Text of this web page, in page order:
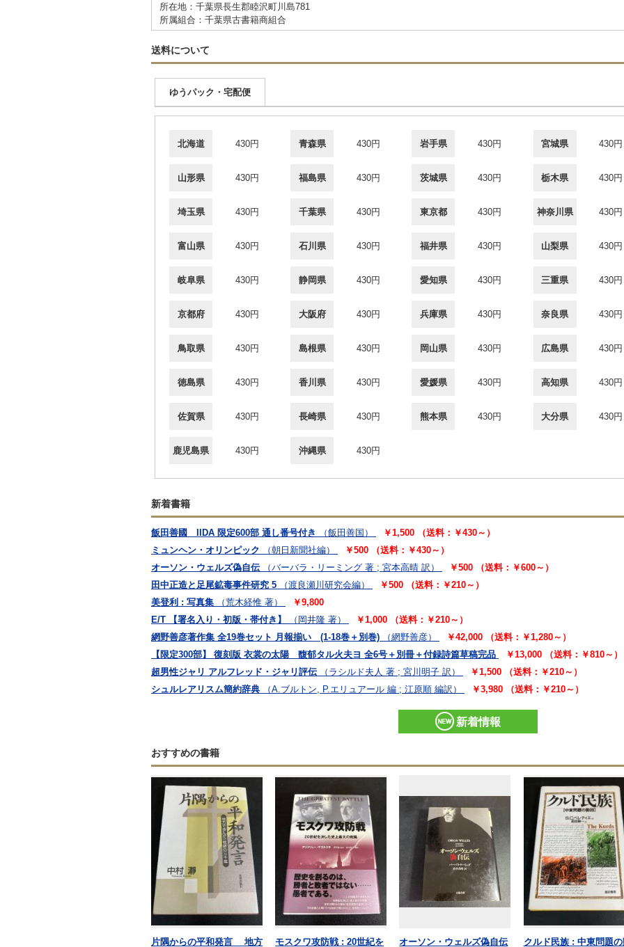
所在地：千葉県長生郡睦沢町川島781
所属組合：千葉県古書籍商組合
送料について
ゆうパック・宅配便
北海道 430円 青森県 430円 岩手県 430円 宮城県 430円
山形県 430円 福島県 430円 茨城県 430円 栃木県 430円
埼玉県 430円 千葉県 430円 東京都 430円 神奈川県 430円
富山県 430円 石川県 430円 福井県 430円 山梨県 430円
岐阜県 430円 静岡県 430円 愛知県 430円 三重県 430円
京都府 430円 大阪府 430円 兵庫県 430円 奈良県 430円
鳥取県 430円 島根県 430円 岡山県 430円 広島県 430円
徳島県 430円 香川県 430円 愛媛県 430円 高知県 430円
佐賀県 430円 長崎県 430円 熊本県 430円 大分県 430円
鹿児島県 430円 沖縄県 430円
新着書籍
飯田善國 IIDA 限定600部 通し番号付き （飯田善国）
￥1,500 （送料：￥430～）
ミュンヘン・オリンピック
（朝日新聞社編）
￥500 （送料：￥430～）
オーソン・ウェルズ偽自伝
（バーバラ・リーミング 著 ; 宮本高晴 訳）
￥500 （送料：￥600～）
田中正造と足尾鉱毒事件研究 5
（渡良瀬川研究会編）
￥500 （送料：￥210～）
美登利 : 写真集
（荒木経惟 著）
￥9,800
E/T 【署名入り・初版・帯付き】
（岡井隆 著）
￥1,000 （送料：￥210～）
網野善彦著作集 全19巻セット 月報揃い (1-18巻＋別巻)
（網野善彦）
￥42,000 （送料：￥1,280～）
【限定300部】 復刻版 衣裳の太陽 馥郁タル火夫ヨ 全6号＋別冊＋付録詩篇草稿完品
￥13,000 （送料：￥810～）
超男性ジャリ アルフレッド・ジャリ評伝
（ラシルド夫人 著 ; 宮川明子 訳）
￥1,500 （送料：￥210～）
シュルレアリスム簡約辞典
（A.ブルトン, P.エリュアール 編 ; 江原順 編訳） ￥3,980 （送料：￥210～）
新着情報
おすすめの書籍
片隅からの平和発言 地方 モスクワ攻防戦 : 20世紀を オーソン・ウェルズ偽自伝 クルド民族 : 中東問題の